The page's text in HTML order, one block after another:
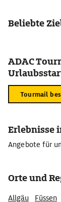
Beliebte
ADAC
Tourmail
Erlebnisse
Angebote für
Orte und
Allgäu Füssen